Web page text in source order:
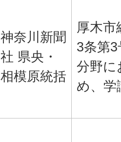
神奈川新聞
社 県央・
相模原統括
厚木市
3条第
分野に
め、学